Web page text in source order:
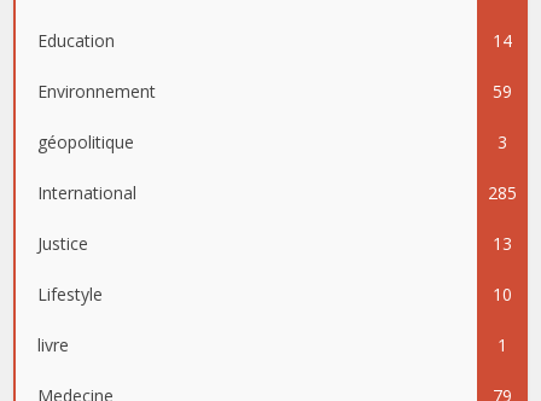
Education 14
Environnement 59
géopolitique 3
International 285
Justice 13
Lifestyle 10
livre 1
Medecine 79